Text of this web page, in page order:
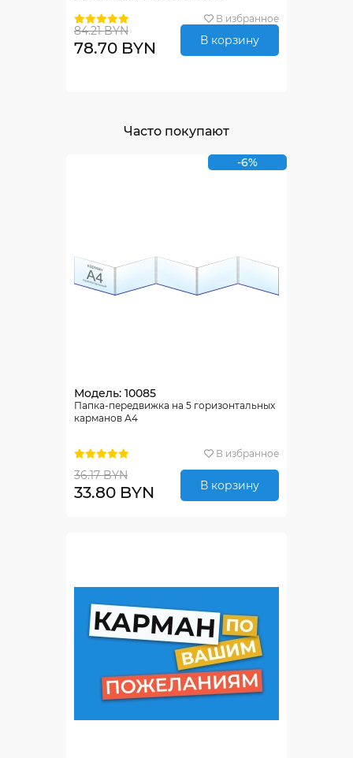
В избранное
84.21 BYN
78.70 BYN В корзину
Часто покупают
-6%
Модель: 10085
Папка-передвижка на 5 горизонтальных
карманов А4
В избранное
36.17 BYN
33.80 BYN В корзину